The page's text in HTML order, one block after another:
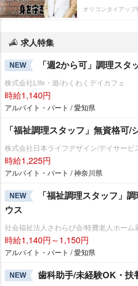
オリコンタイアップ
求人特集
NEW 「週2から可」調理ス
株式会社Life・遊/わくわくデイカフェ
時給1,140円
アルバイト・パート / 愛知県
「福祉調理スタッフ」無資格可
株式会社日本ライフデザイン/デイサービ
時給1,225円
アルバイト・パート / 神奈川県
NEW
「福祉調理スタッフ」
ウス
社会福祉法人さわらび会/軽費老人ホーム
時給1,140円～1,150円
アルバイト・パート / 愛知県
NEW 歯科助手/未経験OK・扶